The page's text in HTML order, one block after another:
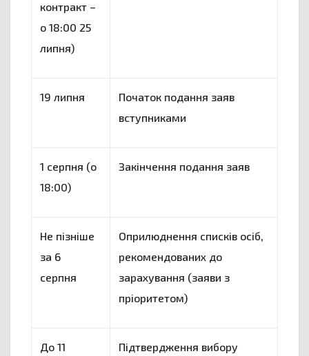
контракт –
о 18:00 25
липня)
19 липня
Початок подання заяв
вступниками
1 серпня (о
18:00)
Закінчення подання заяв
Не пізніше
за 6
серпня
Оприлюднення списків осіб,
рекомендованих до
зарахування (заяви з
пріоритетом)
До 11
Підтвердження вибору